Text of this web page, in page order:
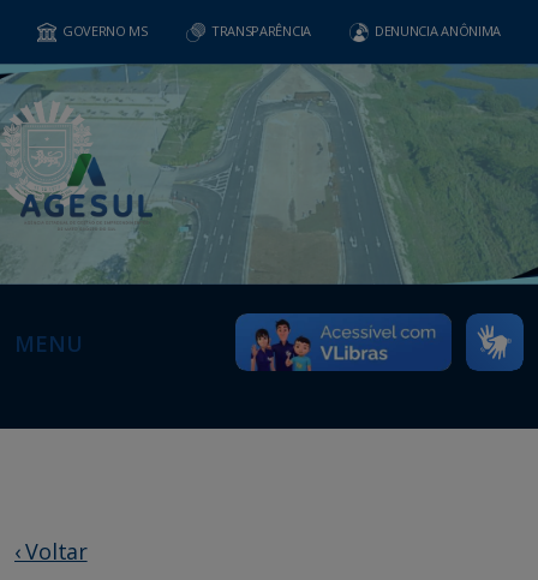
GOVERNO MS TRANSPARÊNCIA DENUNCIA ANÔNIMA
MENU
‹ Voltar